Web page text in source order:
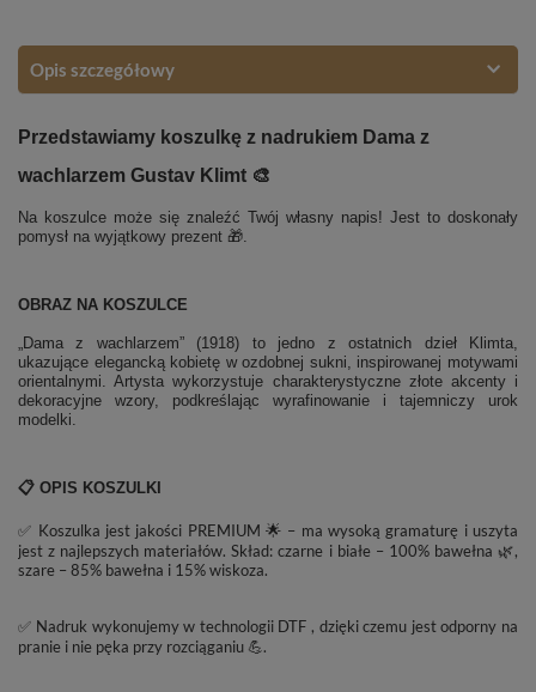
Opis szczegółowy
Przedstawiamy koszulkę z nadrukiem Dama z
wachlarzem Gustav Klimt 🎨
Na koszulce może się znaleźć Twój własny napis! Jest to doskonały
pomysł na wyjątkowy prezent 🎁.
OBRAZ NA KOSZULCE
„Dama z wachlarzem” (1918) to jedno z ostatnich dzieł Klimta,
ukazujące elegancką kobietę w ozdobnej sukni, inspirowanej motywami
orientalnymi. Artysta wykorzystuje charakterystyczne złote akcenty i
dekoracyjne wzory, podkreślając wyrafinowanie i tajemniczy urok
modelki.
📋 OPIS KOSZULKI
✅ Koszulka jest jakości PREMIUM 🌟 – ma wysoką gramaturę i uszyta
jest z najlepszych materiałów. Skład: czarne i białe – 100% bawełna 🌿,
szare – 85% bawełna i 15% wiskoza.
✅ Nadruk wykonujemy w technologii DTF , dzięki czemu jest odporny na
pranie i nie pęka przy rozciąganiu 💪.